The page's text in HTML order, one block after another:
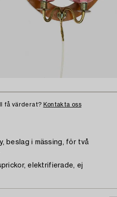
få värderat? Kontakta oss
beslag i mässing, för två
elektrifierade, ej